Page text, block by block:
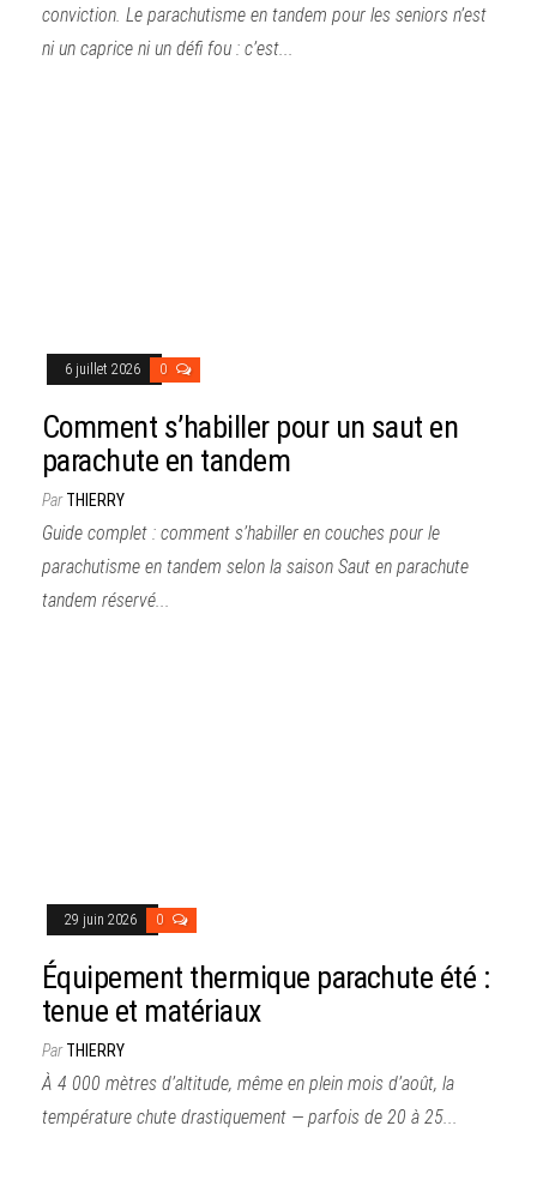
conviction. Le parachutisme en tandem pour les seniors n’est
ni un caprice ni un défi fou : c’est...
6 juillet 2026 0
Comment s’habiller pour un saut en
parachute en tandem
ParTHIERRY
Guide complet : comment s’habiller en couches pour le
parachutisme en tandem selon la saison Saut en parachute
tandem réservé...
29 juin 2026 0
Équipement thermique parachute été :
tenue et matériaux
ParTHIERRY
À 4 000 mètres d’altitude, même en plein mois d’août, la
température chute drastiquement — parfois de 20 à 25...